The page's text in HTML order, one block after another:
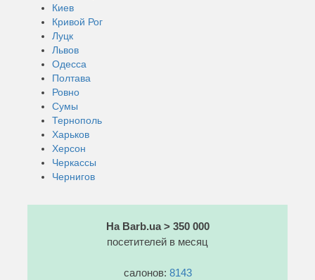
Киев
Кривой Рог
Луцк
Львов
Одесса
Полтава
Ровно
Сумы
Тернополь
Харьков
Херсон
Черкассы
Чернигов
На Barb.ua > 350 000
посетителей в месяц
салонов: 8143